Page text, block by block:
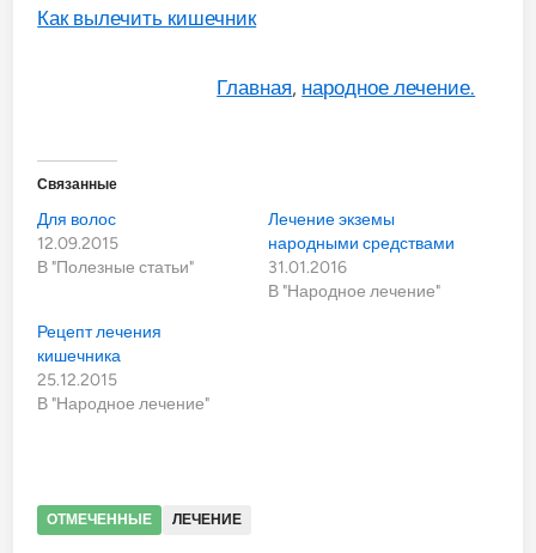
Как вылечить кишечник
Главная, народное лечение.
Связанные
Для волос
12.09.2015
В "Полезные статьи"
Лечение экземы
народными средствами
31.01.2016
В "Народное лечение"
Рецепт лечения
кишечника
25.12.2015
В "Народное лечение"
ОТМЕЧЕННЫЕ ЛЕЧЕНИЕ